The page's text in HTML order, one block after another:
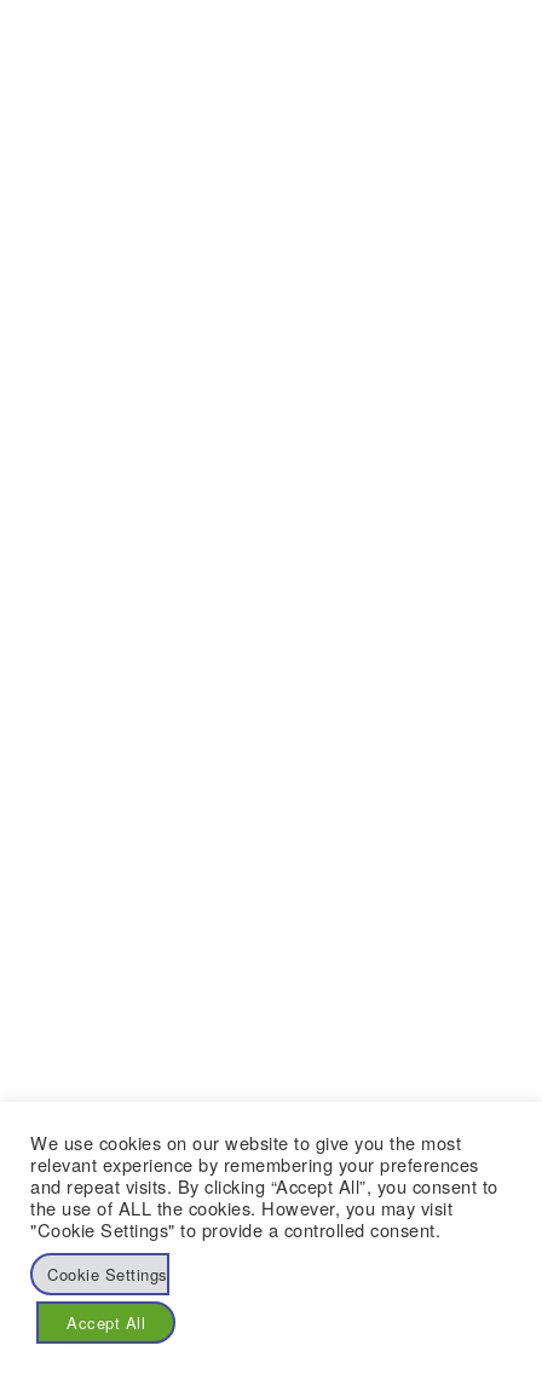
We use cookies on our website to give you the most
relevant experience by remembering your preferences
and repeat visits. By clicking “Accept All”, you consent to
the use of ALL the cookies. However, you may visit
"Cookie Settings" to provide a controlled consent.
Cookie Settings
Accept All